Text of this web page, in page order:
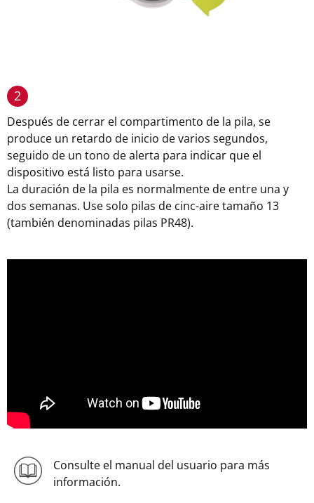
2
Después de cerrar el compartimento de la pila, se
produce un retardo de inicio de varios segundos,
seguido de un tono de alerta para indicar que el
dispositivo está listo para usarse.
La duración de la pila es normalmente de entre una y
dos semanas. Use solo pilas de cinc-aire tamaño 13
(también denominadas pilas PR48).
Consulte el manual del usuario para más
información.